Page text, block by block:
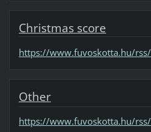
Christmas score
https://www.fuvoskotta.hu/
Other
https://www.fuvoskotta.hu/